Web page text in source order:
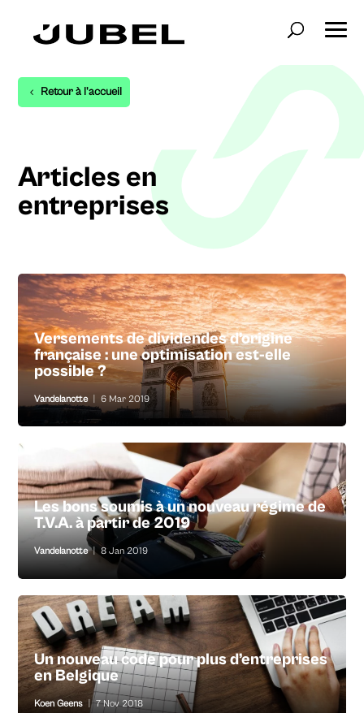
Retour à l'accueil
Articles en
entreprises
Versements de dividendes d’origine
française : une optimisation est-elle
possible ?
Vandelanotte 6 Mar 2019
Les bons soumis à un nouveau régime de
T.V.A. à partir de 2019
Vandelanotte | 8 Jan 2019
Un nouveau code pour plus d’entreprises
en Belgique
Koen Geens | 7 Nov 2018